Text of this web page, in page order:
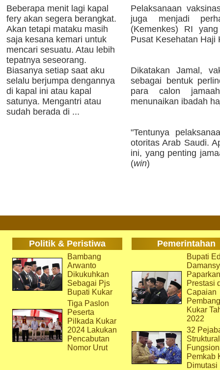
Beberapa menit lagi kapal
fery akan segera berangkat.
Akan tetapi mataku masih
saja kesana kemari untuk
mencari sesuatu. Atau lebih
tepatnya seseorang.
Biasanya setiap saat aku
selalu berjumpa dengannya
di kapal ini atau kapal
satunya. Mengantri atau
sudah berada di ...
Pelaksanaan
juga menjadi
(Kemenkes) RI
Pusat Kesehatan Haji
Dikatakan Jamal,
sebagai bentuk
para calon
menunaikan ibadah
"Tentunya
otoritas Arab Saudi.
ini, yang penting
(win)
Politik & Peristiwa Pemerintahan
Bambang
Arwanto
Dikukuhkan
Sebagai Pjs
Bupati Kukar
Tiga Paslon
Peserta
Pilkada Kukar
2024 Lakukan
Pencabutan
Nomor Urut
Bupati
Paparkan
Prestasi
Capaian
Kukar
2022
32
Pemkab
Dimutasi